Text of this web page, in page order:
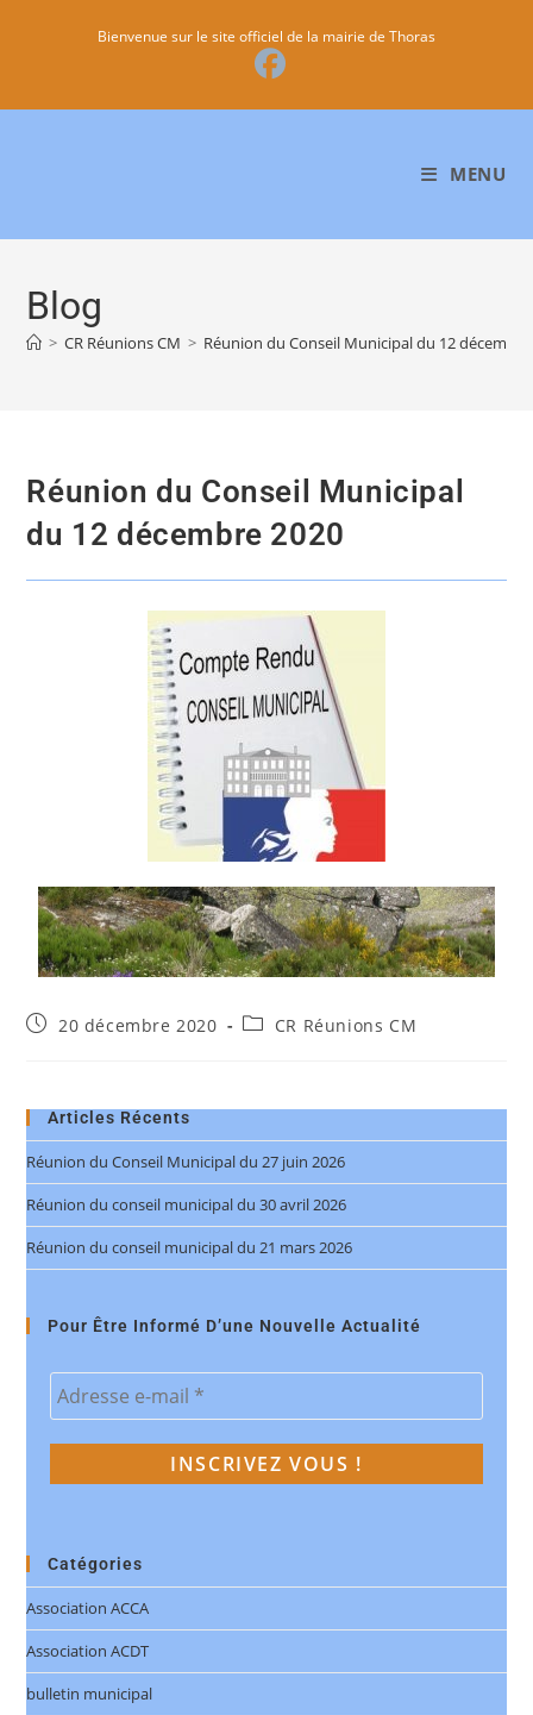
Bienvenue sur le site officiel de la mairie de Thoras
MENU
Blog
> CR Réunions CM > Réunion du Conseil Municipal du 12 décembre
Réunion du Conseil Municipal
du 12 décembre 2020
20 décembre 2020 CR Réunions CM
Articles Récents
Réunion du Conseil Municipal du 27 juin 2026
Réunion du conseil municipal du 30 avril 2026
Réunion du conseil municipal du 21 mars 2026
Pour Être Informé D’une Nouvelle Actualité
Catégories
Association ACCA
Association ACDT
bulletin municipal